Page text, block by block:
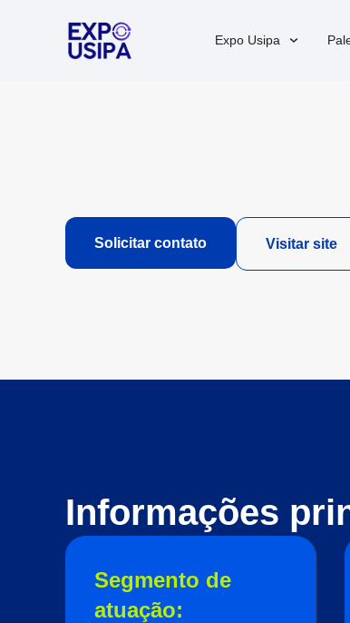
Expo Usipa
Solicitar contato Visitar site
Informações
Segmento de
atuação: